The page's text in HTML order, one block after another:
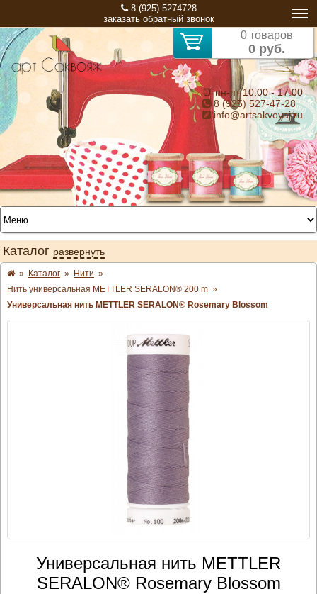
8 (925) 5274728
заказать обратный звонок
0 товаров
0 руб.
⏰ пн-пт 10:00 - 17:00
8 (925) 527-47-28
info@artsakvoyaj.ru
Каталог развернуть
» Каталог » Нити »
Нить универсальная METTLER SERALON® 200 m »
Универсальная нить METTLER SERALON® Rosemary Blossom
Универсальная нить METTLER
SERALON® Rosemary Blossom